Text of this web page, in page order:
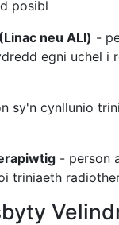
posibl
neu ALl) -
egni uchel i
sy'n cynllunio
- person
triniaeth